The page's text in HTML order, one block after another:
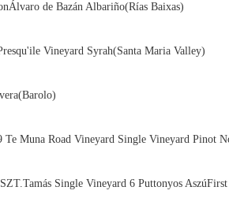
de Bazán Albariño(Rías Baixas)
Vineyard Syrah(Santa Maria Valley)
Muna Road Vineyard Single Vineyard Pinot
Single Vineyard 6 Puttonyos